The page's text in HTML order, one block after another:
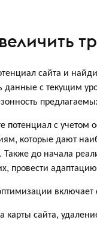
сайта и
данные с текущим
потенциал с
которые дают
Также до начала
провести
карты сайта,